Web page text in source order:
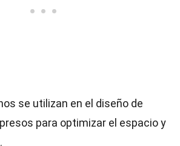
se utilizan en el diseño de
para optimizar el espacio y